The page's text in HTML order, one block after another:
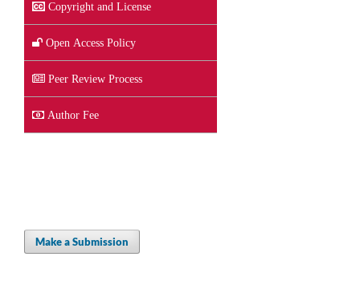
Copyright and License
Open Access Policy
Peer Review Process
Author Fee
Make a Submission